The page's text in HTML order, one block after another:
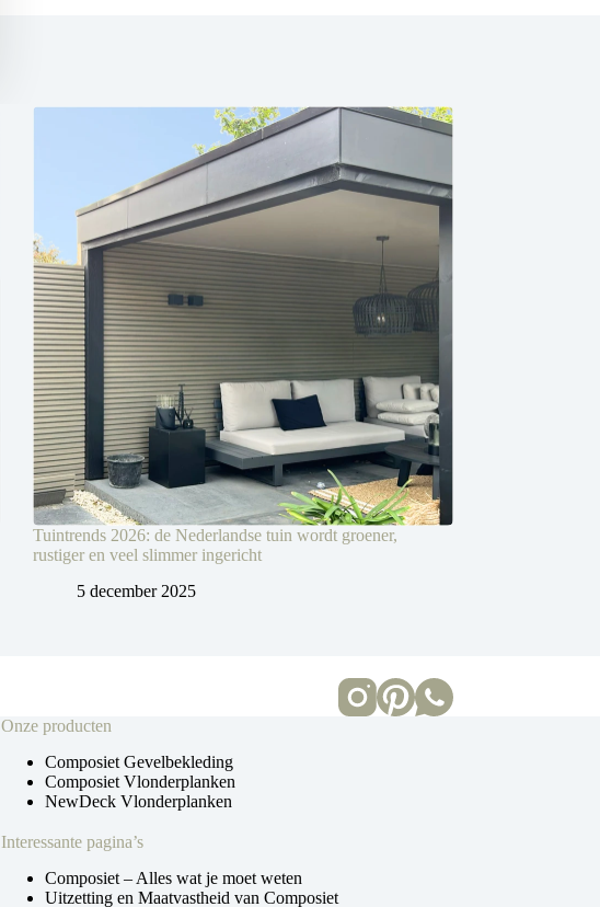
Tuintrends 2026: de Nederlandse tuin wordt groener,
rustiger en veel slimmer ingericht
5 december 2025
Onze producten
Composiet Gevelbekleding
Composiet Vlonderplanken
NewDeck Vlonderplanken
Interessante pagina’s
Composiet – Alles wat je moet weten
Uitzetting en Maatvastheid van Composiet